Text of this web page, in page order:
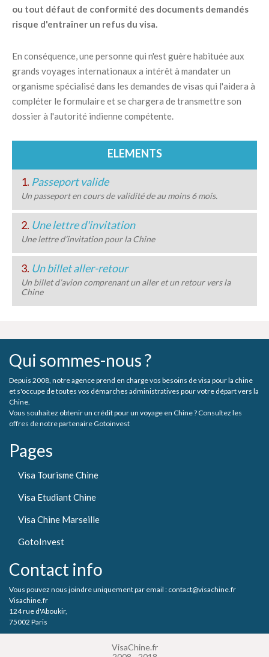
ou tout défaut de conformité des documents demandés
risque d'entraîner un refus du visa.
En conséquence, une personne qui n'est guère habituée aux
grands voyages internationaux a intérêt à mandater un
organisme spécialisé dans les demandes de visas qui l'aidera à
compléter le formulaire et se chargera de transmettre son
dossier à l'autorité indienne compétente.
ELEMENTS
1. Passeport valide
Un passeport en cours de validité de au moins 6 mois.
2. Une lettre d'invitation
Une lettre d’invitation pour la Chine
3. Un billet aller-retour
Un billet d’avion comprenant un aller et un retour vers la
Chine
Qui sommes-nous ?
Depuis 2008, notre agence prend en charge vos besoins de visa pour la chine
et s'occupe de toutes vos démarches administratives pour votre départ vers la
Chine.
Vous souhaitez obtenir un crédit pour un voyage en Chine ? Consultez les
offres de notre partenaire Gotoinvest
Pages
Visa Tourisme Chine
Visa Etudiant Chine
Visa Chine Marseille
GotoInvest
Contact info
Vous pouvez nous joindre uniquement par email : contact@visachine.fr
Visachine.fr
124 rue d'Aboukir,
75002 Paris
VisaChine.fr